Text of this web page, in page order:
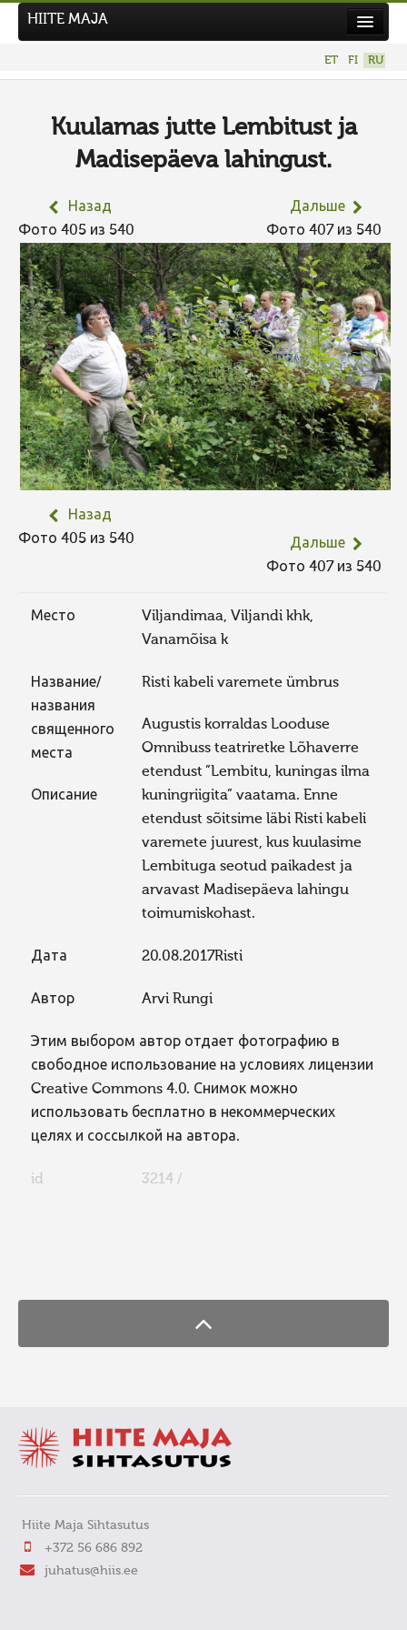
НОВЫЙ ФОТОКОНКУРС
Hiite kuvavõistlus 2026
ПРЕДЫДУЩИЕ КОНКУРСЫ
HIITE MAJA
ET FI RU
Kuulamas jutte Lembitust ja
Madisepäeva lahingust.
Назад
Фото 405 из 540
Дальше
Фото 407 из 540
Назад
Фото 405 из 540
Дальше
Фото 407 из 540
Место
Viljandimaa, Viljandi khk,
Vanamõisa k
Название/
названия
священного
места
Risti kabeli varemete ümbrus
Описание
Augustis korraldas Looduse
Omnibuss teatriretke Lõhaverre
etendust ”Lembitu, kuningas ilma
kuningriigita” vaatama. Enne
etendust sõitsime läbi Risti kabeli
varemete juurest, kus kuulasime
Lembituga seotud paikadest ja
arvavast Madisepäeva lahingu
toimumiskohast.
Дата 20.08.2017Risti
Автор Arvi Rungi
Этим выбором автор отдает фотографию в
свободное использование на условиях лицензии
Creative Commons 4.0. Снимок можно
использовать бесплатно в некоммерческих
целях и соссылкой на автора.
id 3214 /
Hiite Maja Sihtasutus
+372 56 686 892
juhatus@hiis.ee